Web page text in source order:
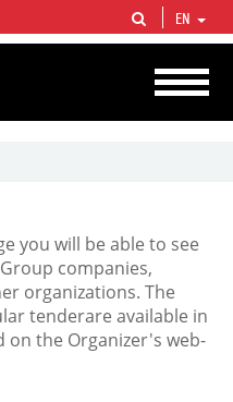
integrated companies in the world
and circa 1% of proved hydrocarbon
EN
you will be able to see
companies,
organizations. The
tenderare available in
the Organizer's web-